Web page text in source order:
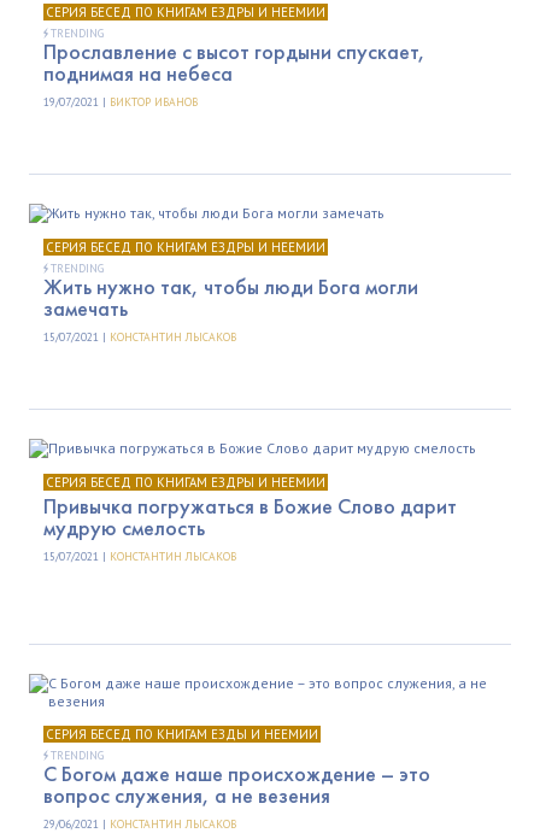
СЕРИЯ БЕСЕД ПО КНИГАМ ЕЗДРЫ И НЕЕМИИ
TRENDING
Прославление с высот гордыни спускает,
поднимая на небеса
19/07/2021 | ВИКТОР ИВАНОВ
СЕРИЯ БЕСЕД ПО КНИГАМ ЕЗДРЫ И НЕЕМИИ
TRENDING
Жить нужно так, чтобы люди Бога могли
замечать
15/07/2021 | КОНСТАНТИН ЛЫСАКОВ
СЕРИЯ БЕСЕД ПО КНИГАМ ЕЗДРЫ И НЕЕМИИ
Привычка погружаться в Божие Слово дарит
мудрую смелость
15/07/2021 | КОНСТАНТИН ЛЫСАКОВ
СЕРИЯ БЕСЕД ПО КНИГАМ ЕЗДЫ И НЕЕМИИ
TRENDING
C Богом даже наше происхождение – это
вопрос служения, а не везения
29/06/2021 | КОНСТАНТИН ЛЫСАКОВ